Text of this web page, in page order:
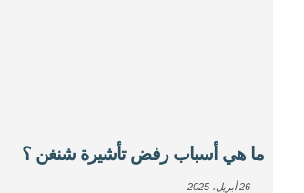
ما هي أسباب رفض تأشيرة شنغن ؟
26 أبريل، 2025